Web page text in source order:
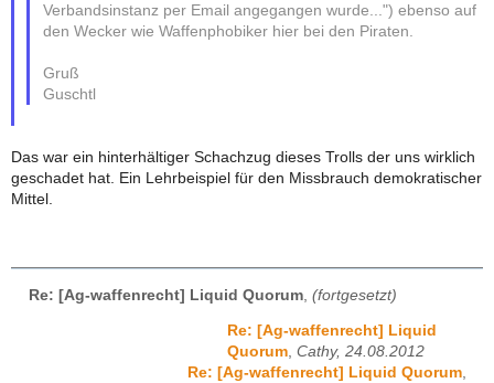
Verbandsinstanz per Email angegangen wurde...") ebenso auf
den Wecker wie Waffenphobiker hier bei den Piraten.
Gruß
Guschtl
Das war ein hinterhältiger Schachzug dieses Trolls der uns wirklich
geschadet hat. Ein Lehrbeispiel für den Missbrauch demokratischer
Mittel.
Re: [Ag-waffenrecht] Liquid Quorum (fortgesetzt)
Re: [Ag-waffenrecht] Liquid
Quorum, Cathy, 24.08.2012
Re: [Ag-waffenrecht] Liquid Quorum,